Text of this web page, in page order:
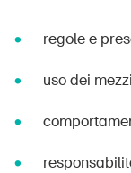
regole e
uso dei